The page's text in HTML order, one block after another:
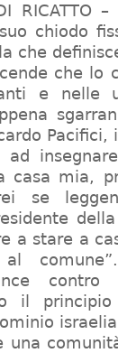
chiodo
che
che lo
e nelle
ad
casa mia,
se
a stare a
contro
il
una